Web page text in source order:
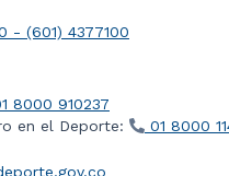
- (601) 4377100
8000 910237
en el Deporte:
01 8000